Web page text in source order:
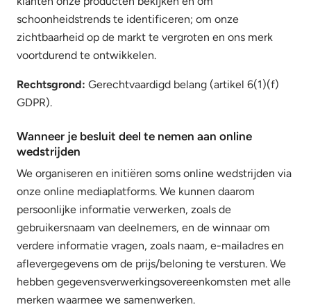
schoonheidstrends te identificeren; om onze
zichtbaarheid op de markt te vergroten en ons merk
voortdurend te ontwikkelen.
Rechtsgrond: Gerechtvaardigd belang (artikel 6(1)(f)
GDPR).
Wanneer je besluit deel te nemen aan online
wedstrijden
We organiseren en initiëren soms online wedstrijden via
onze online mediaplatforms. We kunnen daarom
persoonlijke informatie verwerken, zoals de
gebruikersnaam van deelnemers, en de winnaar om
verdere informatie vragen, zoals naam, e-mailadres en
aflevergegevens om de prijs/beloning te versturen. We
hebben gegevensverwerkingsovereenkomsten met alle
merken waarmee we samenwerken.